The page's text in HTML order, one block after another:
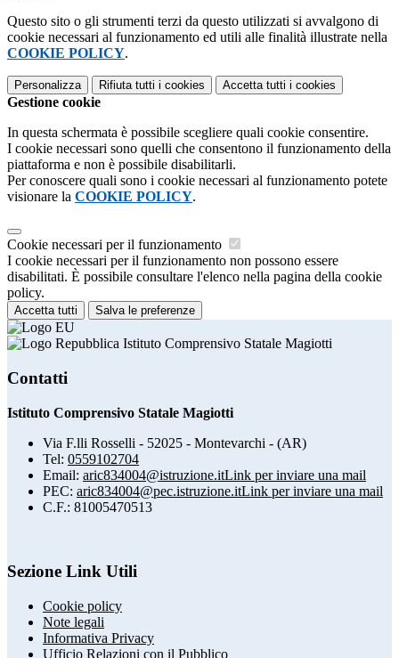
Questo sito o gli strumenti terzi da questo utilizzati si avvalgono di
cookie necessari al funzionamento ed utili alle finalità illustrate nella
COOKIE POLICY.
Personalizza Rifiuta tutti i cookies Accetta tutti i cookies
Gestione cookie
In questa schermata è possibile scegliere quali cookie consentire.
I cookie necessari sono quelli che consentono il funzionamento della
piattaforma e non è possibile disabilitarli.
Per conoscere quali sono i cookie necessari al funzionamento potete
visionare la COOKIE POLICY.
Cookie necessari per il funzionamento
I cookie necessari per il funzionamento non possono essere
disabilitati. È possibile consultare l'elenco nella pagina della cookie
policy.
Accetta tutti Salva le preferenze
Istituto Comprensivo Statale Magiotti
Contatti
Istituto Comprensivo Statale Magiotti
Via F.lli Rosselli - 52025 - Montevarchi - (AR)
Tel: 0559102704
Email: aric834004@istruzione.itLink per inviare una mail
PEC: aric834004@pec.istruzione.itLink per inviare una mail
C.F.: 81005470513
Sezione Link Utili
Cookie policy
Note legali
Informativa Privacy
Ufficio Relazioni con il Pubblico